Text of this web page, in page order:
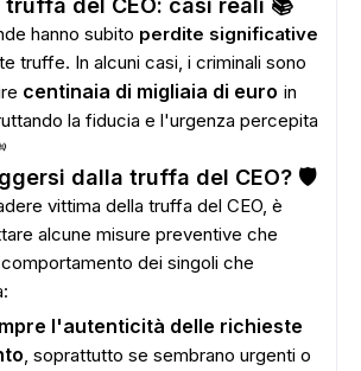
ADS
truffa del CEO: casi reali 📚
hanno subito perdite significative
truffe. In alcuni casi, i criminali sono
centinaia di migliaia di euro in
la fiducia e l'urgenza percepita
dalla truffa del CEO? 🛡️
vittima della truffa del CEO, è
alcune misure preventive che
dei singoli che
l'autenticità delle richieste
, soprattutto se sembrano urgenti o